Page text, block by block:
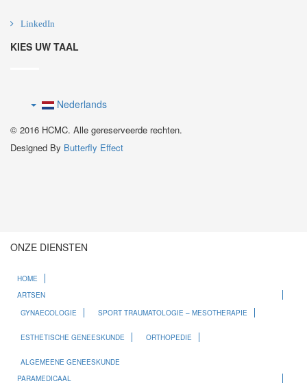
LinkedIn
KIES UW TAAL
Nederlands
© 2016 HCMC. Alle gereserveerde rechten.
Designed By Butterfly Effect
ONZE DIENSTEN
HOME
ARTSEN
GYNAECOLOGIE
SPORT TRAUMATOLOGIE – MESOTHERAPIE
ESTHETISCHE GENEESKUNDE ORTHOPEDIE
ALGEMEENE GENEESKUNDE
PARAMEDICAAL